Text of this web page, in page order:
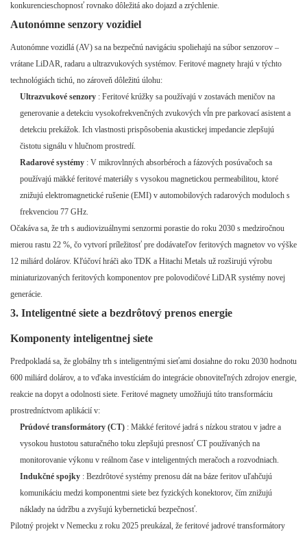
konkurencieschopnosť rovnako dôležitá ako dojazd a zrýchlenie.
Autonómne senzory vozidiel
Autonómne vozidlá (AV) sa na bezpečnú navigáciu spoliehajú na súbor senzorov –
vrátane LiDAR, radaru a ultrazvukových systémov. Feritové magnety hrajú v týchto
technológiách tichú, no zároveň dôležitú úlohu:
Ultrazvukové senzory : Feritové krúžky sa používajú v zostavách meničov na
generovanie a detekciu vysokofrekvenčných zvukových vĺn pre parkovací asistent a
detekciu prekážok. Ich vlastnosti prispôsobenia akustickej impedancie zlepšujú
čistotu signálu v hlučnom prostredí.
Radarové systémy : V mikrovlnných absorbéroch a fázových posúvačoch sa
používajú mäkké feritové materiály s vysokou magnetickou permeabilitou, ktoré
znižujú elektromagnetické rušenie (EMI) v automobilových radarových moduloch s
frekvenciou 77 GHz.
Očakáva sa, že trh s audiovizuálnymi senzormi porastie do roku 2030 s medziročnou
mierou rastu 22 %, čo vytvorí príležitosť pre dodávateľov feritových magnetov vo výške
12 miliárd dolárov. Kľúčoví hráči ako TDK a Hitachi Metals už rozširujú výrobu
miniaturizovaných feritových komponentov pre polovodičové LiDAR systémy novej
generácie.
3. Inteligentné siete a bezdrôtový prenos energie
Komponenty inteligentnej siete
Predpokladá sa, že globálny trh s inteligentnými sieťami dosiahne do roku 2030 hodnotu
600 miliárd dolárov, a to vďaka investíciám do integrácie obnoviteľných zdrojov energie,
reakcie na dopyt a odolnosti siete. Feritové magnety umožňujú túto transformáciu
prostredníctvom aplikácií v:
Prúdové transformátory (CT) : Mäkké feritové jadrá s nízkou stratou v jadre a
vysokou hustotou saturačného toku zlepšujú presnosť CT používaných na
monitorovanie výkonu v reálnom čase v inteligentných meračoch a rozvodniach.
Indukčné spojky : Bezdrôtové systémy prenosu dát na báze feritov uľahčujú
komunikáciu medzi komponentmi siete bez fyzických konektorov, čím znižujú
náklady na údržbu a zvyšujú kybernetickú bezpečnosť.
Pilotný projekt v Nemecku z roku 2025 preukázal, že feritové jadrové transformátory